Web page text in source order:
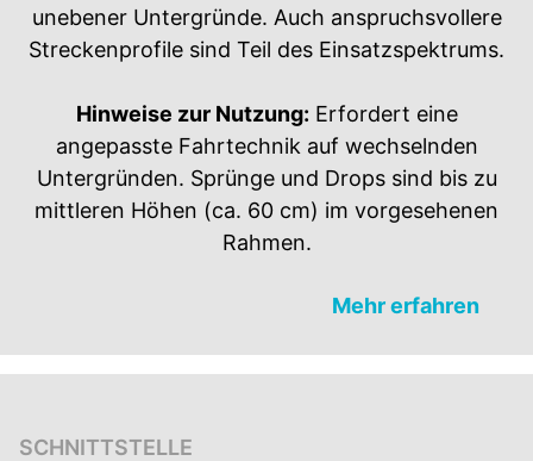
unebener Untergründe. Auch anspruchsvollere
Streckenprofile sind Teil des Einsatzspektrums.
Hinweise zur Nutzung: Erfordert eine
angepasste Fahrtechnik auf wechselnden
Untergründen. Sprünge und Drops sind bis zu
mittleren Höhen (ca. 60 cm) im vorgesehenen
Rahmen.
Mehr erfahren
SCHNITTSTELLE